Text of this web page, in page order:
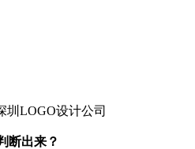
圳LOGO设计公司
断出来？